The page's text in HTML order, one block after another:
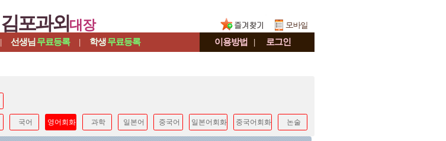
김포과외 대장
| 선생님 무료등록 | 학생무료등록 이용방법 | 로그인
국어 영어회화 과학 일본어 중국어 일본어회화 중국어회화 논술